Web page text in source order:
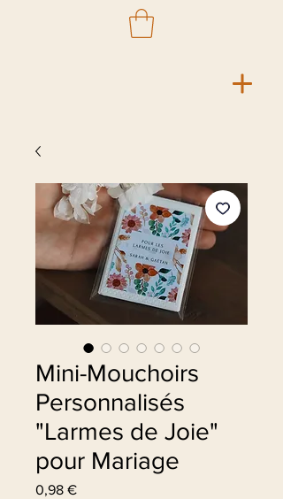
Mini-Mouchoirs
Personnalisés
"Larmes de Joie"
pour Mariage
0,98 €Prix